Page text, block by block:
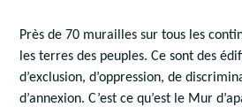
Près de 70 murailles sur tous les
les terres des peuples. Ce sont des
d’exclusion, d’oppression, de
d’annexion. C’est ce qu’est le Mur